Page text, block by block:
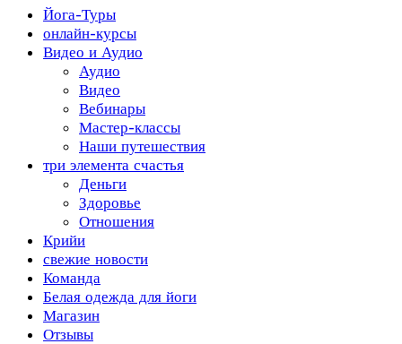
Йога-Туры
онлайн-курсы
Видео и Аудио
Аудио
Видео
Вебинары
Мастер-классы
Наши путешествия
три элемента счастья
Деньги
Здоровье
Отношения
Крийи
свежие новости
Команда
Белая одежда для йоги
Магазин
Отзывы